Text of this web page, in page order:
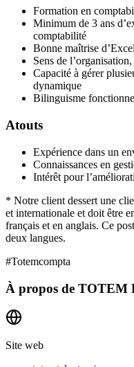
Formation en
Minimum de 3 ans
comptabilité
Bonne maîtrise
Sens de
Capacité à gérer
dynamique
Bilinguisme
Atouts
Expérience dans un
Connaissances en
Intérêt pour
* Notre client dessert une
et internationale et doit être
français et en anglais. Ce
deux langues.
#Totemcompta
À propos de TOTEM
Site web